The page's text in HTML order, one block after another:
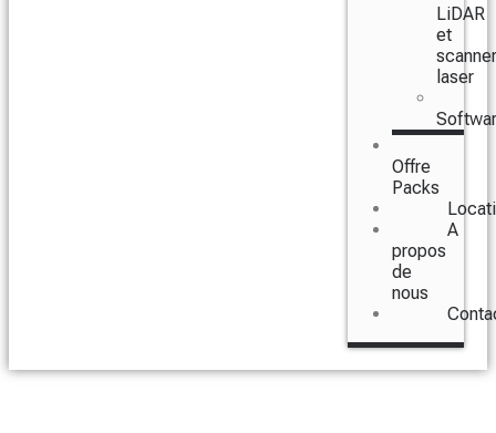
LiDAR
et
scanner
laser
Offre
Packs
A
propos
de
nous